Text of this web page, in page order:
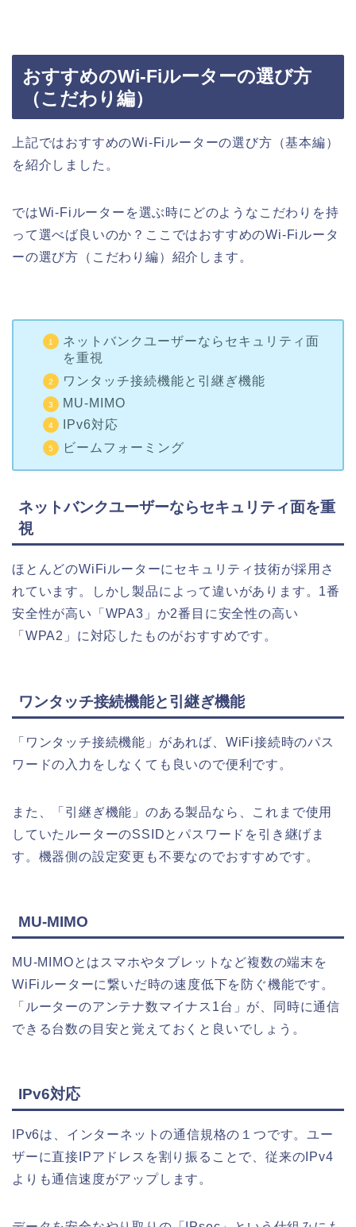
おすすめのWi-Fiルーターの選び方
（こだわり編）
上記ではおすすめのWi-Fiルーターの選び方（基本編）
を紹介しました。
ではWi-Fiルーターを選ぶ時にどのようなこだわりを持
って選べば良いのか？ここではおすすめのWi-Fiルータ
ーの選び方（こだわり編）紹介します。
ネットバンクユーザーならセキュリティ面
を重視
ワンタッチ接続機能と引継ぎ機能
MU-MIMO
IPv6対応
ビームフォーミング
ネットバンクユーザーならセキュリティ面を重
視
ほとんどのWiFiルーターにセキュリティ技術が採用さ
れています。しかし製品によって違いがあります。1番
安全性が高い「WPA3」か2番目に安全性の高い
「WPA2」に対応したものがおすすめです。
ワンタッチ接続機能と引継ぎ機能
「ワンタッチ接続機能」があれば、WiFi接続時のパス
ワードの入力をしなくても良いので便利です。
また、「引継ぎ機能」のある製品なら、これまで使用
していたルーターのSSIDとパスワードを引き継げま
す。機器側の設定変更も不要なのでおすすめです。
MU-MIMO
MU-MIMOとはスマホやタブレットなど複数の端末を
WiFiルーターに繋いだ時の速度低下を防ぐ機能です。
「ルーターのアンテナ数マイナス1台」が、同時に通信
できる台数の目安と覚えておくと良いでしょう。
IPv6対応
IPv6は、インターネットの通信規格の１つです。ユー
ザーに直接IPアドレスを割り振ることで、従来のIPv4
よりも通信速度がアップします。